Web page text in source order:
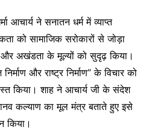
आचार्य ने सनातन धर्म में व्याप्त
को सामाजिक सरोकारों से जोड़ा
अखंडता के मूल्यों को सुदृढ़ किया।
और राष्ट्र निर्माण” के विचार को
किया। शाह ने आचार्य जी के संदेश
कल्याण का मूल मंत्र बताते हुए इसे
किया।